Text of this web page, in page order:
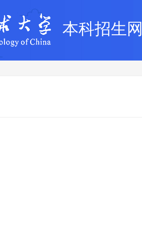
本科招生